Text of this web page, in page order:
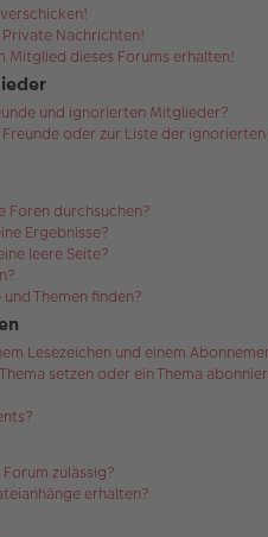
Nachrichten!
Mitglied dieses Forums erhalten!
und ignorierten Mitglieder?
oder zur Liste der
Foren durchsuchen?
Ergebnisse?
leere Seite?
Themen finden?
Lesezeichen und einem
setzen oder ein Thema
zulässig?
erhalten?